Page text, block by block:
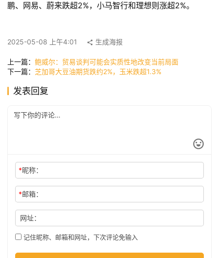
快
公
科
技
鹏、网易、蔚来跌超2%，小马智行和理想则涨超2%。
2025-05-08 上午4:01 生成海报
上一篇： 鲍威尔：贸易谈判可能会实质性地改变当前局面
下一篇： 芝加哥大豆油期货跌约2%，玉米跌超1.3%
发表回复
*昵称：
*邮箱：
网址：
记住昵称、邮箱和网址，下次评论免输入